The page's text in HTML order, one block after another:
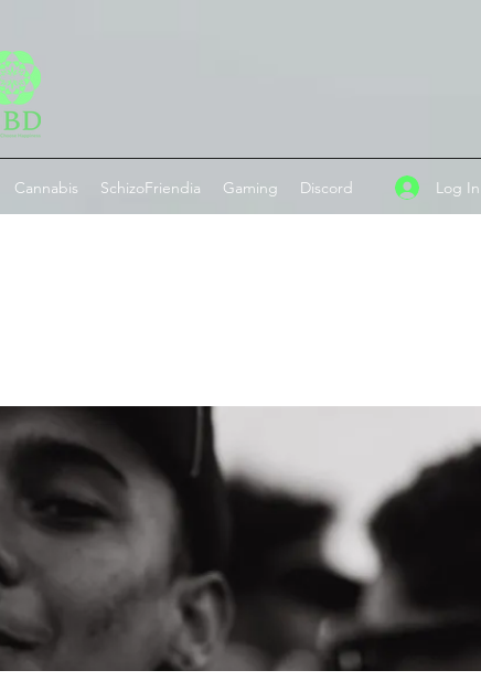
Cannabis SchizoFriendia Gaming Discord Log In